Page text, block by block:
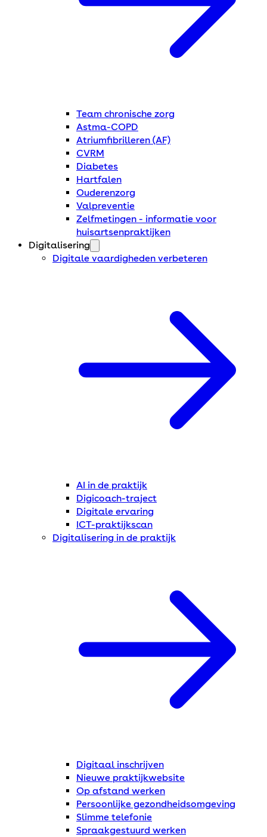
Team chronische zorg
Astma-COPD
Atriumfibrilleren (AF)
CVRM
Diabetes
Hartfalen
Ouderenzorg
Valpreventie
Zelfmetingen - informatie voor
huisartsenpraktijken
Digitalisering
Digitale vaardigheden verbeteren
AI in de praktijk
Digicoach-traject
Digitale ervaring
ICT-praktijkscan
Digitalisering in de praktijk
Digitaal inschrijven
Nieuwe praktijkwebsite
Op afstand werken
Persoonlijke gezondheidsomgeving
Slimme telefonie
Spraakgestuurd werken